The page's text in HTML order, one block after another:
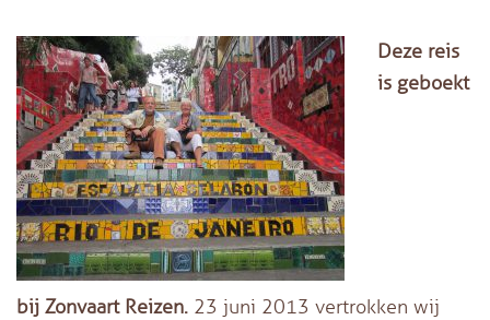
Deze reis
is geboekt
bij Zonvaart Reizen. 23 juni 2013 vertrokken wij